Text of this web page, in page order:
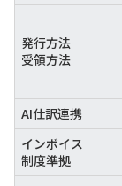
発行方法
受領方法
AI仕訳連携
インボイス
制度準拠